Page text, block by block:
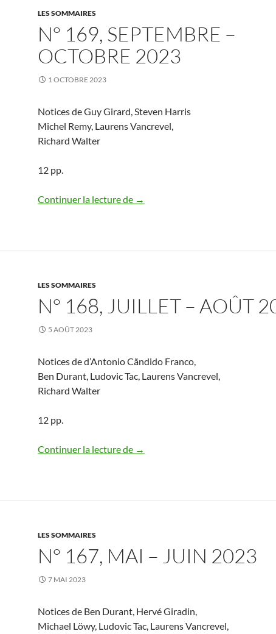
LES SOMMAIRES
N° 169, SEPTEMBRE –
OCTOBRE 2023
1 OCTOBRE 2023
Notices de Guy Girard, Steven Harris
Michel Remy, Laurens Vancrevel,
Richard Walter
12 pp.
Continuer la lecture de N° 169, septembre – octobre
→
LES SOMMAIRES
N° 168, JUILLET – AOÛT
5 AOÛT 2023
Notices de d’Antonio Cãndido Franco,
Ben Durant, Ludovic Tac, Laurens Vancrevel,
Richard Walter
12 pp.
Continuer la lecture de N° 168, juillet – août 2023
→
LES SOMMAIRES
N° 167, MAI – JUIN 2023
7 MAI 2023
Notices de Ben Durant, Hervé Giradin,
Michael Löwy, Ludovic Tac, Laurens Vancrevel,